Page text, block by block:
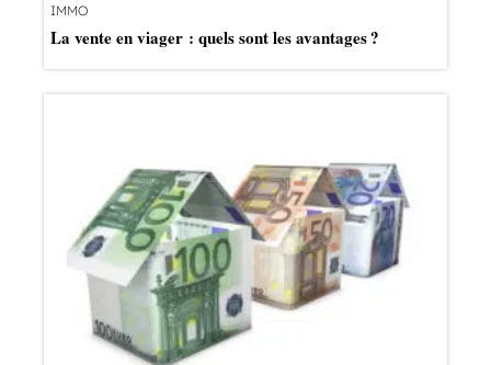
IMMO
La vente en viager : quels sont les avantages ?